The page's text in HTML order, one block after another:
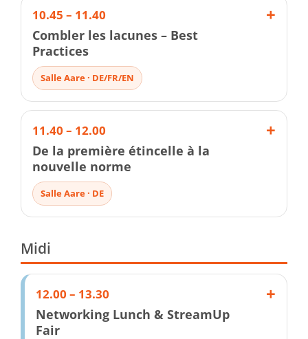
10.45 – 11.40
Combler les lacunes – Best
Practices
Salle Aare · DE/FR/EN
11.40 – 12.00
De la première étincelle à la
nouvelle norme
Salle Aare · DE
Midi
12.00 – 13.30
Networking Lunch & StreamUp
Fair